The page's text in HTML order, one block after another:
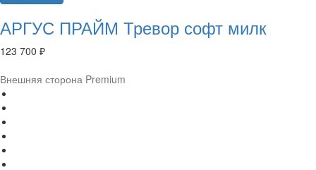
АРГУС ПРАЙМ Тревор софт милк
123 700 ₽
Внешняя сторона Premium